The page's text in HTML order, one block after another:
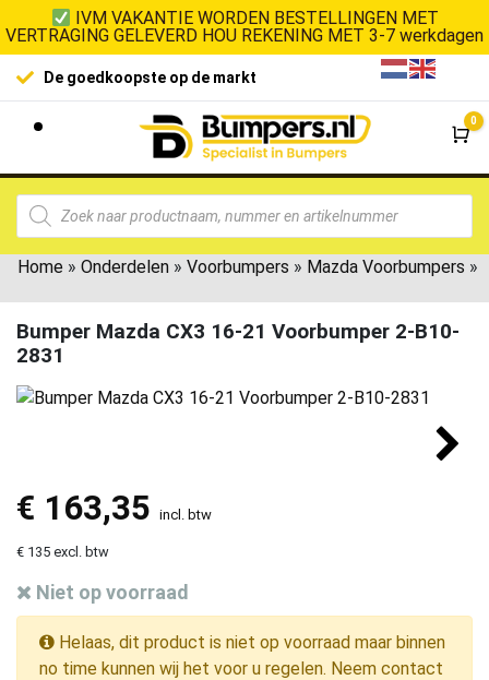
IVM VAKANTIE WORDEN BESTELLINGEN MET
VERTRAGING GELEVERD HOU REKENING MET 3-7 werkdagen
De goedkoopste op de markt
0
Home » Onderdelen » Voorbumpers » Mazda Voorbumpers »
Bumper Mazda CX3 16-21 Voorbumper 2-B10-
2831
€ 163,35 incl. btw
€ 135 excl. btw
Niet op voorraad
Helaas, dit product is niet op voorraad maar binnen
no time kunnen wij het voor u regelen. Neem contact